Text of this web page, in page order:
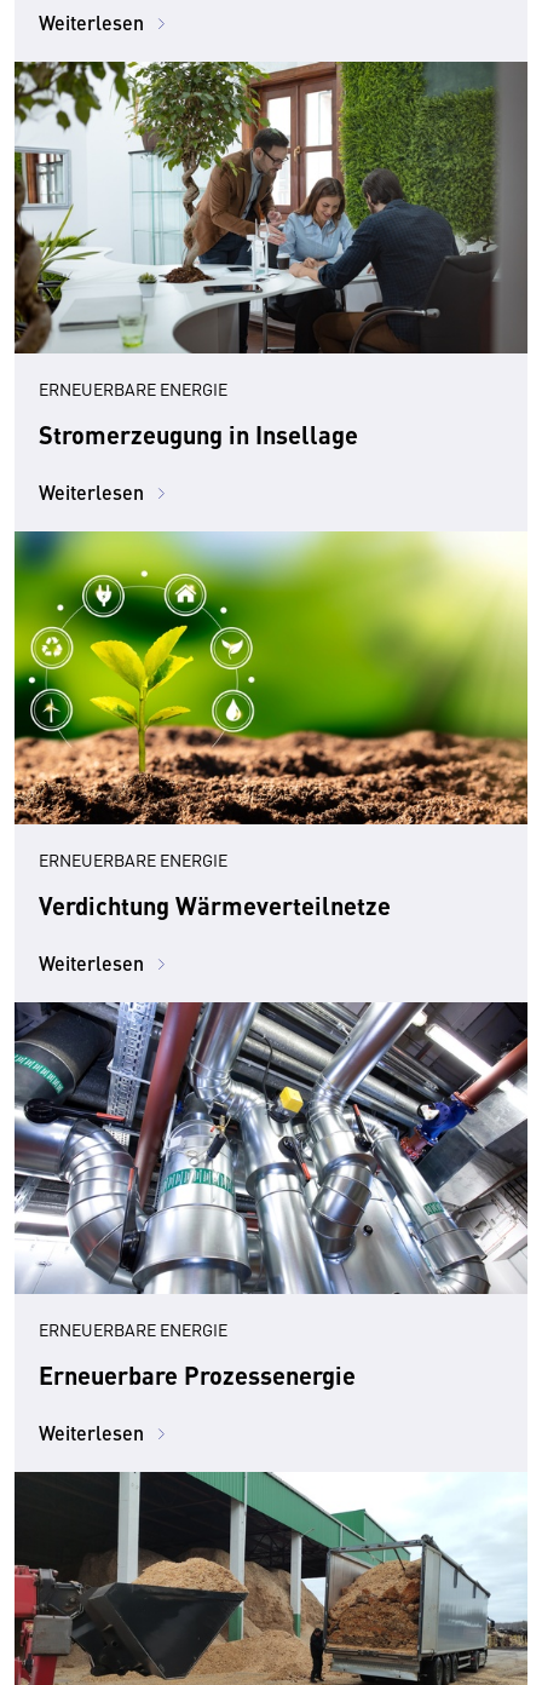
Weiterlesen
ERNEUERBARE ENERGIE
Stromerzeugung in Insellage
Weiterlesen
ERNEUERBARE ENERGIE
Verdichtung Wärmeverteilnetze
Weiterlesen
ERNEUERBARE ENERGIE
Erneuerbare Prozessenergie
Weiterlesen